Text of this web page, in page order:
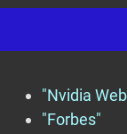
"Nvidia
"Forbes"